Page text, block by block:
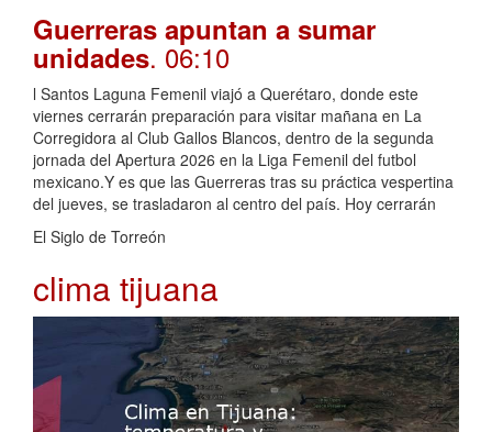
Guerreras apuntan a sumar
unidades. 06:10
l Santos Laguna Femenil viajó a Querétaro, donde este
viernes cerrarán preparación para visitar mañana en La
Corregidora al Club Gallos Blancos, dentro de la segunda
jornada del Apertura 2026 en la Liga Femenil del futbol
mexicano.Y es que las Guerreras tras su práctica vespertina
del jueves, se trasladaron al centro del país. Hoy cerrarán
El Siglo de Torreón
clima tijuana